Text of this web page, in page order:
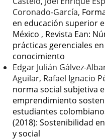
Coronado-García,
en educación superior
México , Revista Ean:
prácticas gerenciales
conocimiento
Edgar Julián Gálvez-
Aguilar, Rafael Ignacio
norma social subjetiva
emprendimiento
estudiantes
(2018): Sostenibilidad
y social